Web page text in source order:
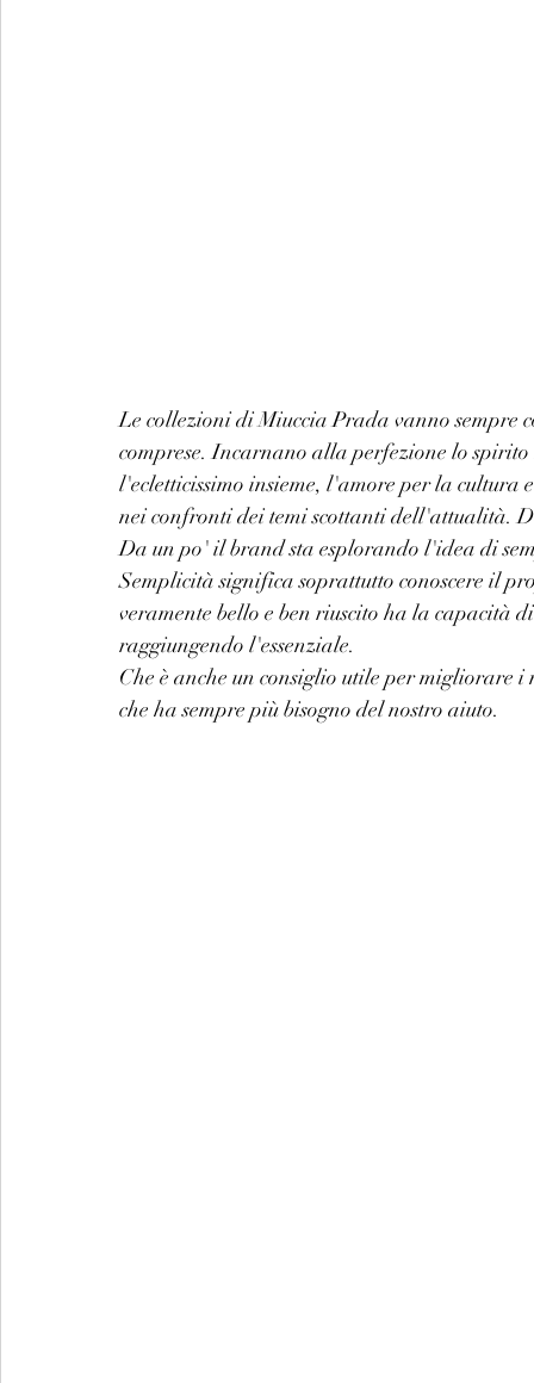
Le collezioni di Miuccia Prada vanno sempre
comprese. Incarnano alla perfezione lo
l'ecletticissimo insieme, l'amore per la
nei confronti dei temi scottanti dell'attualità.
Da un po' il brand sta esplorando l'idea di
Semplicità significa soprattutto conoscere il
veramente bello e ben riuscito ha la capacità
raggiungendo l'essenziale.
Che è anche un consiglio utile per migliorare
che ha sempre più bisogno del nostro aiuto.